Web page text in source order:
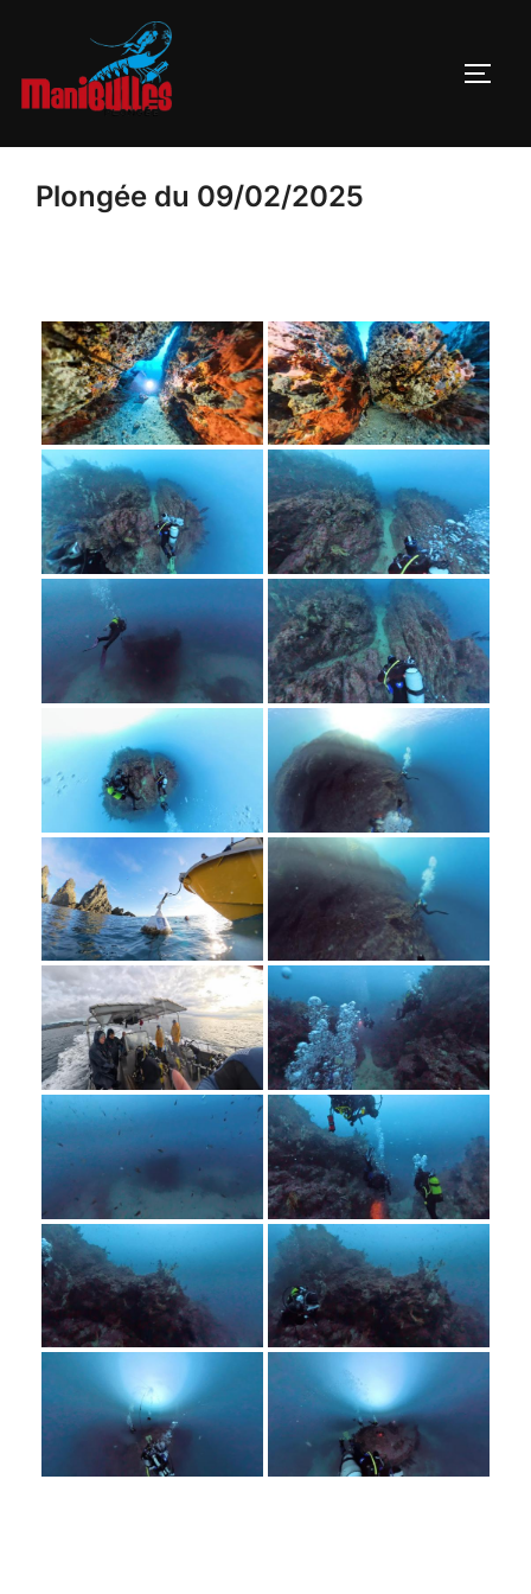
Plongée du 09/02/2025